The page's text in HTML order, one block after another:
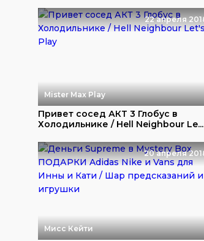
22 апреля
Mister Max Play
Привет сосед АКТ 3 Глобус в
Холодильнике / Hell Neighbour Le...
20 апреля
Мисс Кейти